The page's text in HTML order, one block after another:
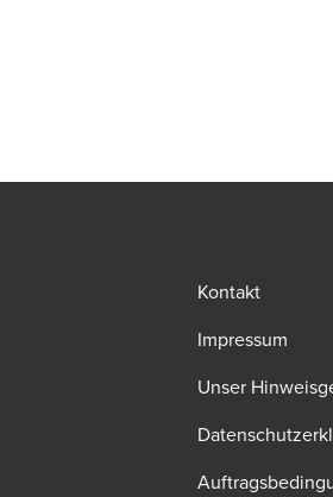
Kontakt
Impressum
Unser